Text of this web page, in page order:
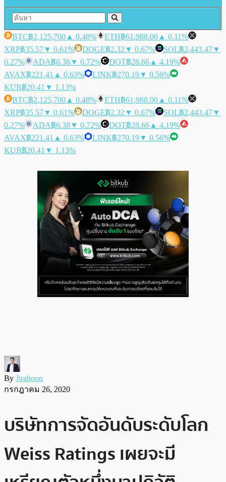
BTC฿2,125,700 ▲ 0.48% ETH฿61,988.00 ▲ 0.11%
XRP฿35.57▼ 0.61% DOGE฿2.32 ▼ 0.67% SOL฿2,443.47▼
0.27%
ADA฿6.38▼ 0.72% DOT฿28.66 ▲ 4.19%
AVAX฿221.41 ▲ 0.63% LINK฿270.19▼ 0.56%
KUB฿20.41 ▼ 1.13%
BTC฿2,125,700 ▲ 0.48% ETH฿61,988.00 ▲ 0.11%
XRP฿35.57▼ 0.61% DOGE฿2.32 ▼ 0.67% SOL฿2,443.47▼
0.27%
ADA฿6.38▼ 0.72% DOT฿28.66 ▲ 4.19%
AVAX฿221.41 ▲ 0.63% LINK฿270.19▼ 0.56%
KUB฿20.41 ▼ 1.13%
By Jiraboon
กรกฎาคม 26, 2020
บริษัทการจัดอันดับระดับโลก
Weiss Ratings เผยจะมี